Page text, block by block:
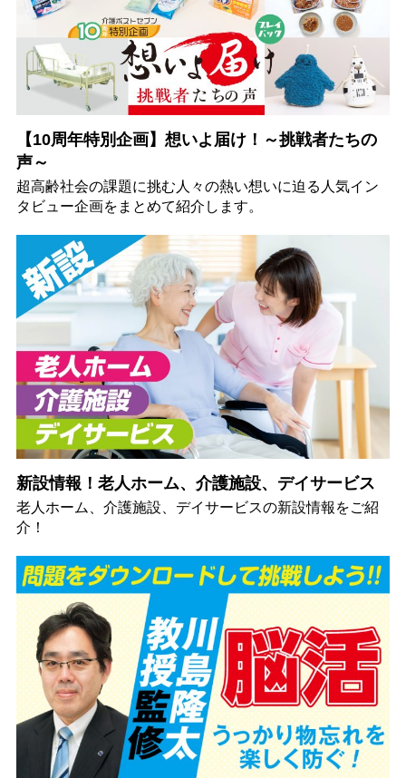
【10周年特別企画】想いよ届け！～挑戦者たちの
声～
超高齢社会の課題に挑む人々の熱い想いに迫る人気イン
タビュー企画をまとめて紹介します。
新設情報！老人ホーム、介護施設、デイサービス
老人ホーム、介護施設、デイサービスの新設情報をご紹
介！